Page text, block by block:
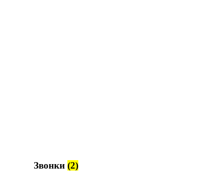
Звонки (2)